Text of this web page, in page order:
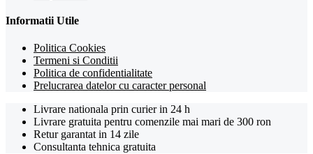
Informatii Utile
Politica Cookies
Termeni si Conditii
Politica de confidentialitate
Prelucrarea datelor cu caracter personal
Livrare nationala prin curier in 24 h
Livrare gratuita pentru comenzile mai mari de 300 ron
Retur garantat in 14 zile
Consultanta tehnica gratuita